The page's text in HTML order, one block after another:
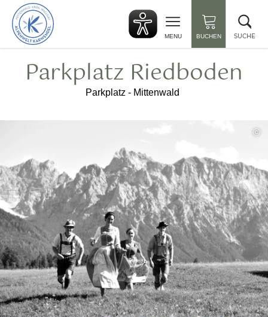
zurück
zur
Startseite
MENU BUCHEN SUCHE
Parkplatz Riedboden
Parkplatz - Mittenwald
©